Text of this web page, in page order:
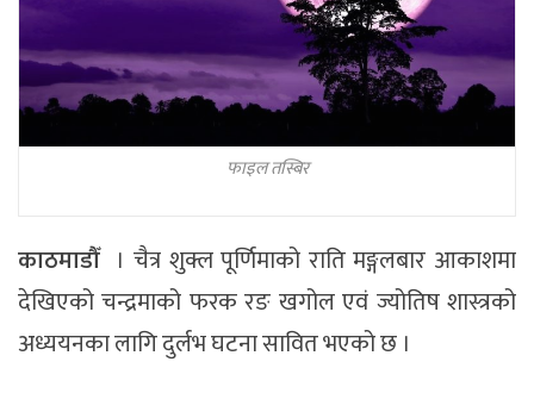
फाइल तस्बिर
काठमाडौँ । चैत्र शुक्ल पूर्णिमाको राति मङ्गलबार आकाशमा
देखिएको चन्द्रमाको फरक रङ खगोल एवं ज्योतिष शास्त्रको
अध्ययनका लागि दुर्लभ घटना सावित भएको छ ।